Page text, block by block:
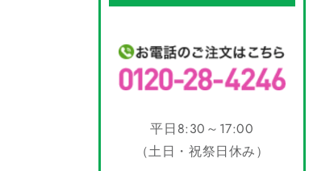
平日8:30～17:00
（土日・祝祭日休み）